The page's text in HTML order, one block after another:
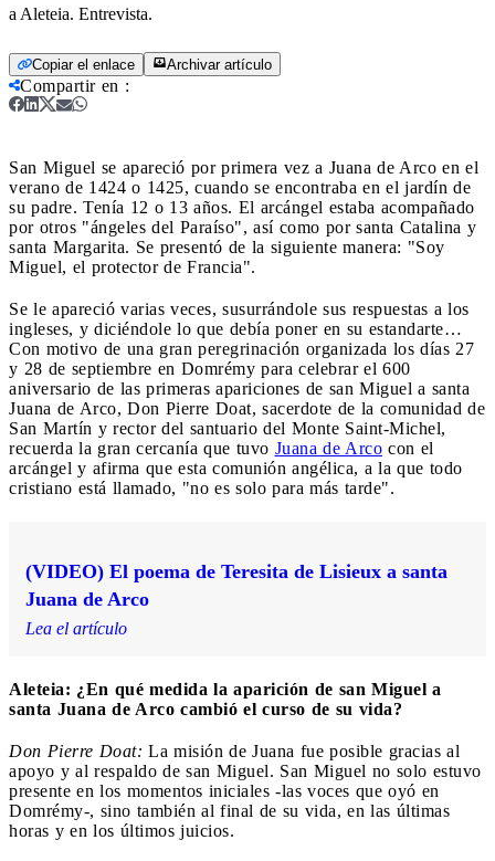
a Aleteia. Entrevista.
Copiar el enlace Archivar artículo
Compartir en :
San Miguel se apareció por primera vez a Juana de Arco en el
verano de 1424 o 1425, cuando se encontraba en el jardín de
su padre. Tenía 12 o 13 años. El arcángel estaba acompañado
por otros "ángeles del Paraíso", así como por santa Catalina y
santa Margarita. Se presentó de la siguiente manera: "Soy
Miguel, el protector de Francia".
Se le apareció varias veces, susurrándole sus respuestas a los
ingleses, y diciéndole lo que debía poner en su estandarte…
Con motivo de una gran peregrinación organizada los días 27
y 28 de septiembre en Domrémy para celebrar el 600
aniversario de las primeras apariciones de san Miguel a santa
Juana de Arco, Don Pierre Doat, sacerdote de la comunidad de
San Martín y rector del santuario del Monte Saint-Michel,
recuerda la gran cercanía que tuvo Juana de Arco con el
arcángel y afirma que esta comunión angélica, a la que todo
cristiano está llamado, "no es solo para más tarde".
(VIDEO) El poema de Teresita de Lisieux a santa
Juana de Arco
Lea el artículo
Aleteia: ¿En qué medida la aparición de san Miguel a
santa Juana de Arco cambió el curso de su vida?
Don Pierre Doat: La misión de Juana fue posible gracias al
apoyo y al respaldo de san Miguel. San Miguel no solo estuvo
presente en los momentos iniciales -las voces que oyó en
Domrémy-, sino también al final de su vida, en las últimas
horas y en los últimos juicios.